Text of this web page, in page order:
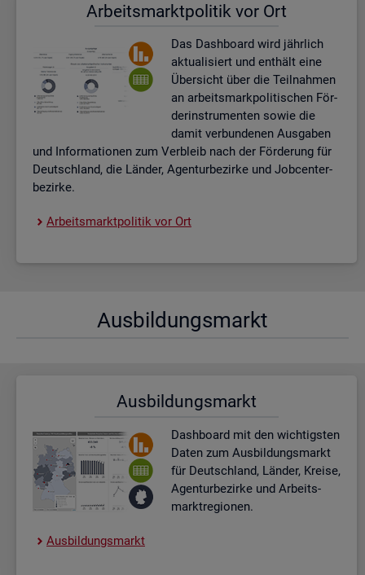
Ar­beits­markt­po­li­tik vor Ort
Das Da­sh­board wird jähr­lich
ak­tua­li­siert und ent­hält eine
Über­sicht über die Teil­nah­men
an ar­beits­mark­po­li­ti­schen För­
der­instru­men­ten sowie die
damit ver­bun­de­nen Aus­ga­ben
und In­for­ma­tio­nen zum Ver­bleib nach der För­de­rung für
Deutsch­land, die Län­der, Agen­tur­be­zir­ke und Job­cent­er­
be­zir­ke.
Ar­beits­markt­po­li­tik vor Ort
Aus­bil­dungs­markt
Aus­bil­dungs­markt
Dash­board mit den wich­tigs­ten
Daten zum Aus­bil­dungs­markt
für Deutsch­land, Län­der, Krei­se,
Agen­tur­be­zir­ke und Ar­beits­
markt­re­gio­nen.
Aus­bil­dungs­markt